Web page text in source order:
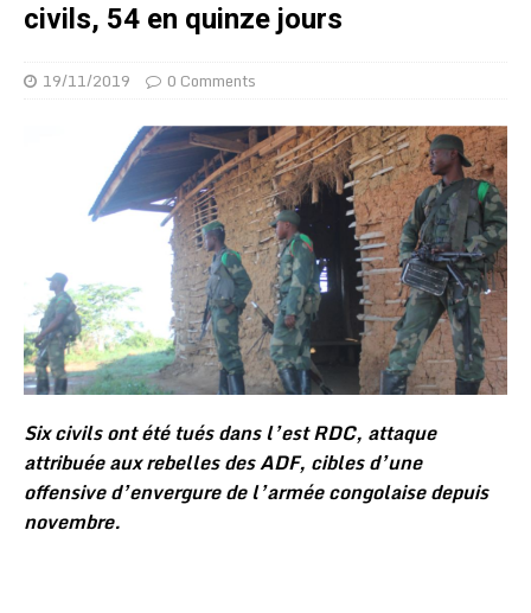
civils, 54 en quinze jours
19/11/2019 0 Comments
Six civils ont été tués dans l’est RDC, attaque
attribuée aux rebelles des ADF, cibles d’une
offensive d’envergure de l’armée congolaise depuis
novembre.